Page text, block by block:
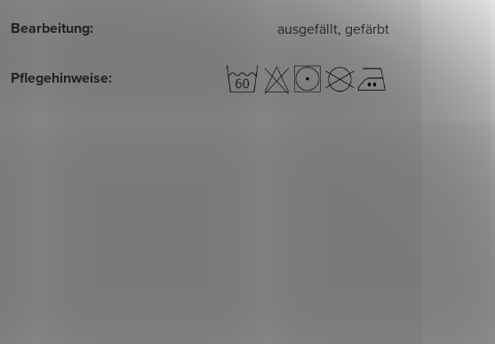
Bearbeitung: ausgefällt, gefärbt
Pflegehinweise: